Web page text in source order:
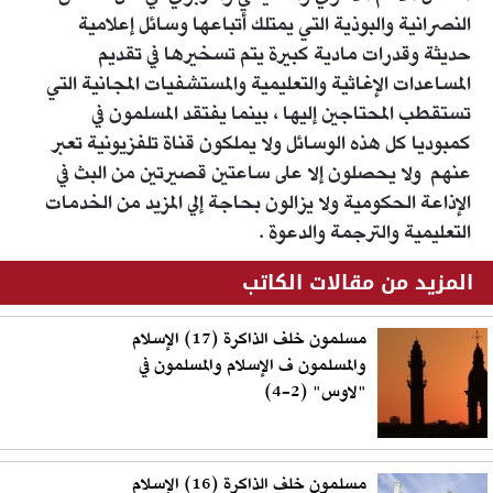
النصرانية والبوذية التي يمتلك أتباعها وسائل إعلامية
حديثة وقدرات مادية كبيرة يتم تسخيرها في تقديم
المساعدات الإغاثية والتعليمية والمستشفيات المجانية التي
تستقطب المحتاجين إليها ، بينما يفتقد المسلمون في
كمبوديا كل هذه الوسائل ولا يملكون قناة تلفزيونية تعبر
عنهم ولا يحصلون إلا على ساعتين قصيرتين من البث في
الإذاعة الحكومية ولا يزالون بحاجة إلي المزيد من الخدمات
التعليمية والترجمة والدعوة .
المزيد من مقالات الكاتب
مسلمون خلف الذاكرة (17) الإسلام
والمسلمون ف الإسلام والمسلمون في
"لاوس" (2-4)
مسلمون خلف الذاكرة (16) الإسلام